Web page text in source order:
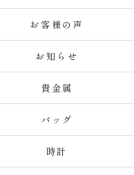
お客様の声
お知らせ
貴金属
バッグ
時計